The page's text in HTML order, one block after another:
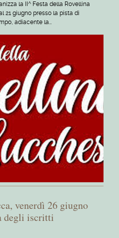
la II^ Festa della Rovellina
21 giugno presso la pista di
adiacente la…
venerdì 26 giugno
degli iscritti